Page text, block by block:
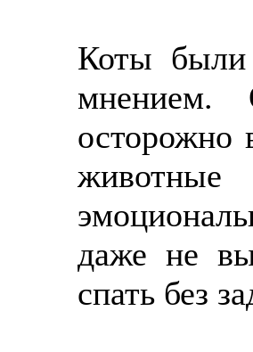
Коты были
мнением.
осторожно
животные
даже не
спать без